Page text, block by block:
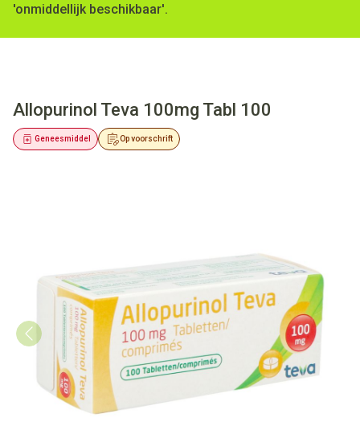
'onmiddellijk beschikbaar'.
Allopurinol Teva 100mg Tabl 100
Op voorschrift
Geneesmiddel